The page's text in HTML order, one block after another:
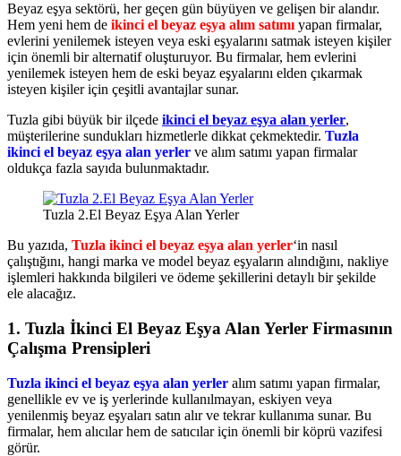
Beyaz eşya sektörü, her geçen gün büyüyen ve gelişen bir alandır.
Hem yeni hem de ikinci el beyaz eşya alım satımıyapan firmalar,
evlerini yenilemek isteyen veya eski eşyalarını satmak isteyen kişiler
için önemli bir alternatif oluşturuyor. Bu firmalar, hem evlerini
yenilemek isteyen hem de eski beyaz eşyalarını elden çıkarmak
isteyen kişiler için çeşitli avantajlar sunar.
Tuzla gibi büyük bir ilçede ikinci el beyaz eşya alan yerler,
müşterilerine sundukları hizmetlerle dikkat çekmektedir. Tuzla
ikinci el beyaz eşya alan yerler ve alım satımı yapan firmalar
oldukça fazla sayıda bulunmaktadır.
Tuzla 2.El Beyaz Eşya Alan Yerler
Bu yazıda, Tuzla ikinci el beyaz eşya alan yerler‘in nasıl
çalıştığını, hangi marka ve model beyaz eşyaların alındığını, nakliye
işlemleri hakkında bilgileri ve ödeme şekillerini detaylı bir şekilde
ele alacağız.
1. Tuzla İkinci El Beyaz Eşya Alan Yerler Firmasının
Çalışma Prensipleri
Tuzla ikinci el beyaz eşya alan yerler alım satımı yapan firmalar,
genellikle ev ve iş yerlerinde kullanılmayan, eskiyen veya
yenilenmiş beyaz eşyaları satın alır ve tekrar kullanıma sunar. Bu
firmalar, hem alıcılar hem de satıcılar için önemli bir köprü vazifesi
görür.